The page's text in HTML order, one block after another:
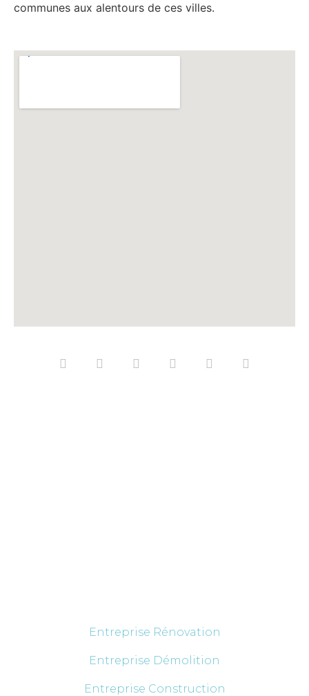
communes aux alentours de ces villes.
Entreprise Rénovation
Entreprise Démolition
Entreprise Construction